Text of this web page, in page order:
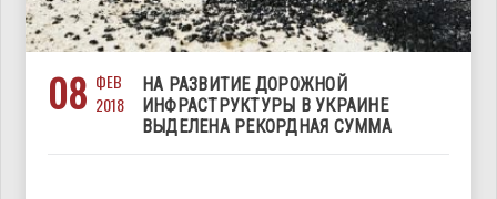
08 ФЕВ
2018
НА РАЗВИТИЕ ДОРОЖНОЙ
ИНФРАСТРУКТУРЫ В УКРАИНЕ
ВЫДЕЛЕНА РЕКОРДНАЯ СУММА